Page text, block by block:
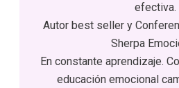
efectiva.
Autor best seller y
Sherpa
En constante aprendizaje.
educación emocional